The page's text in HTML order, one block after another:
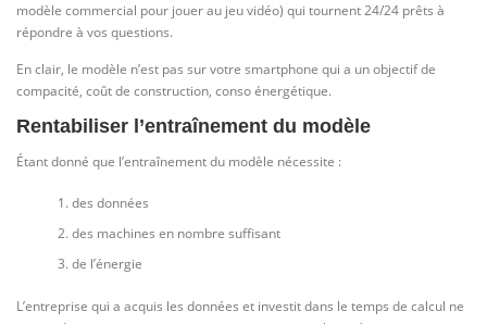
modèle commercial pour jouer au jeu vidéo) qui tournent 24/24 prêts à
répondre à vos questions.
En clair, le modèle n’est pas sur votre smartphone qui a un objectif de
compacité, coût de construction, conso énergétique.
Rentabiliser l’entraînement du modèle
Étant donné que l’entraînement du modèle nécessite :
des données
des machines en nombre suffisant
de l’énergie
L’entreprise qui a acquis les données et investit dans le temps de calcul ne